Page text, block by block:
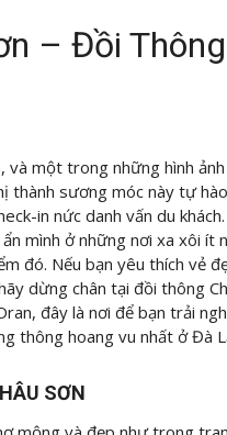
– Đồi
và một trong những hình
thành sương móc này tự
in nức danh vấn du
mình ở những nơi xa xôi ít
đó. Nếu bạn yêu thích vẻ
dừng chân tại đồi thông
đây là nơi để bạn trải
thông hoang vu nhất ở Đà
SƠN